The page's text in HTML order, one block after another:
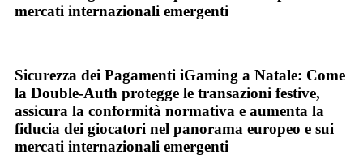
mercati internazionali emergenti
Sicurezza dei Pagamenti iGaming a Natale: Come
la Double‑Auth protegge le transazioni festive,
assicura la conformità normativa e aumenta la
fiducia dei giocatori nel panorama europeo e sui
mercati internazionali emergenti